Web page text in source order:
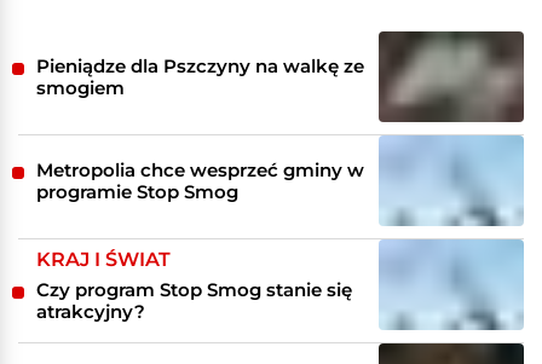
Pieniądze dla Pszczyny na walkę ze
smogiem
Metropolia chce wesprzeć gminy w
programie Stop Smog
KRAJ I ŚWIAT
Czy program Stop Smog stanie się
atrakcyjny?